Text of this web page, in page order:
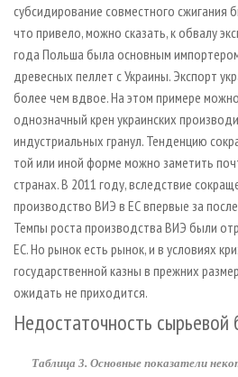
субсидирование совместного сжигания
что привело, можно сказать, к обвалу
года Польша была основным
древесных пеллет с Украины. Экспорт
более чем вдвое. На этом примере
однозначный крен украинских
индустриальных гранул. Тенденцию
той или иной форме можно заметить
странах. В 2011 году, вследствие
производство ВИЭ в ЕС впервые за
Темпы роста производства ВИЭ были
ЕС. Но рынок есть рынок, и в условиях
государственной казны в прежних
ожидать не приходится.
Недостаточность сырьевой
Таблица 3. Основные показатели